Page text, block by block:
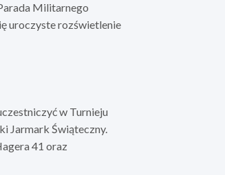
Militarnego
uroczyste rozświetlenie
w Turnieju
Jarmark Świąteczny.
41 oraz